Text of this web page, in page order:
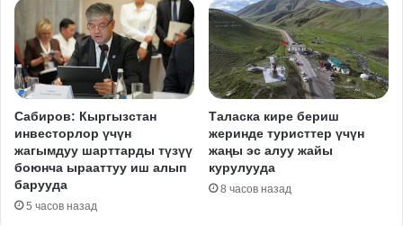
Сабиров: Кыргызстан
инвесторлор үчүн
жагымдуу шарттарды түзүү
боюнча ырааттуу иш алып
барууда
5 часов назад
Таласка кире бериш
жеринде туристтер үчүн
жаңы эс алуу жайы
курулууда
8 часов назад